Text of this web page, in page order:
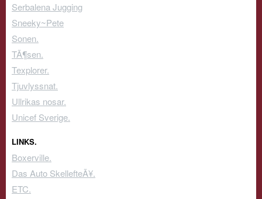
Serbalena Jugging
Sneeky~Pete
Sonen.
TÃ¶sen.
Texplorer.
Tjuvlyssnat.
Ullrikas nosar.
Unicef Sverige.
LINKS.
Boxerville.
Das Auto SkellefteÃ¥.
ETC.